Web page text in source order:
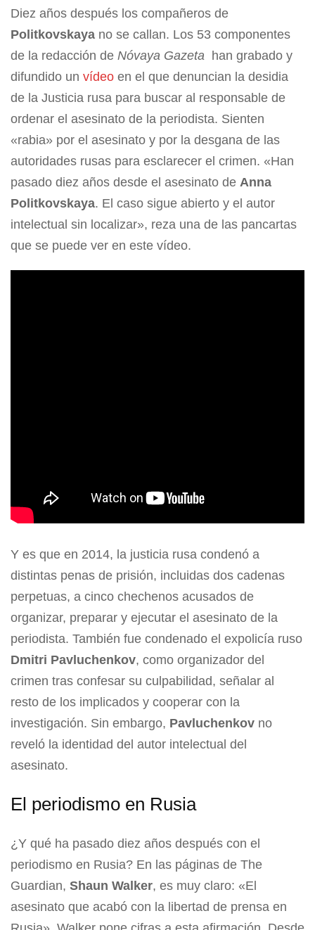
Diez años después los compañeros de
Politkovskaya no se callan. Los 53 componentes
de la redacción de Nóvaya Gazeta han grabado y
difundido un vídeo en el que denuncian la desidia
de la Justicia rusa para buscar al responsable de
ordenar el asesinato de la periodista. Sienten
«rabia» por el asesinato y por la desgana de las
autoridades rusas para esclarecer el crimen. «Han
pasado diez años desde el asesinato de Anna
Politkovskaya. El caso sigue abierto y el autor
intelectual sin localizar», reza una de las pancartas
que se puede ver en este vídeo.
Y es que en 2014, la justicia rusa condenó a
distintas penas de prisión, incluidas dos cadenas
perpetuas, a cinco chechenos acusados de
organizar, preparar y ejecutar el asesinato de la
periodista. También fue condenado el expolicía ruso
Dmitri Pavluchenkov, como organizador del
crimen tras confesar su culpabilidad, señalar al
resto de los implicados y cooperar con la
investigación. Sin embargo, Pavluchenkov no
reveló la identidad del autor intelectual del
asesinato.
El periodismo en Rusia
¿Y qué ha pasado diez años después con el
periodismo en Rusia? En las páginas de The
Guardian, Shaun Walker, es muy claro: «El
asesinato que acabó con la libertad de prensa en